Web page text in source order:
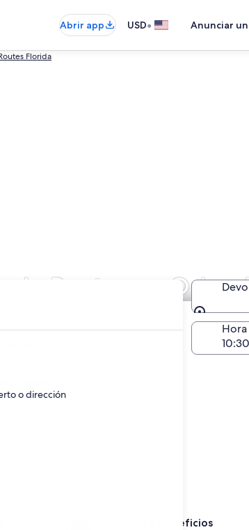
Abrir app USD• Anunciar
Florida
de Routes en
o dirección
Fecha de devolución
mayor.
Accede a beneficios